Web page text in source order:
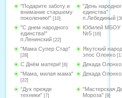
"Подарите заботу и
внимание старшему
поколению!" [10]
"День
единства"
п.Лебединый
"С днем народного
единства!"
п.Ленинский [22]
Юбилей
№5 [16]
"Мама Супер Стар"
[28]
Якутский
эпос Олонхо
С Днём матери! [6] Декада Олонхо
"Мама, милая мама"
[22]
Декада Олонхо
“Дух прежде
техники” [7]
"Мастерская
Мороза" [9]